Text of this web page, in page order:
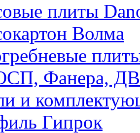
плиты
Волма
Фанера,
и
Гипрок